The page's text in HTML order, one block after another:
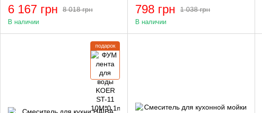
8 018 грн
6 167 грн
В наличии
1 038 грн
798 грн
В наличии
подарок